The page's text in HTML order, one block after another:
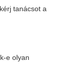
tanácsot a
e olyan